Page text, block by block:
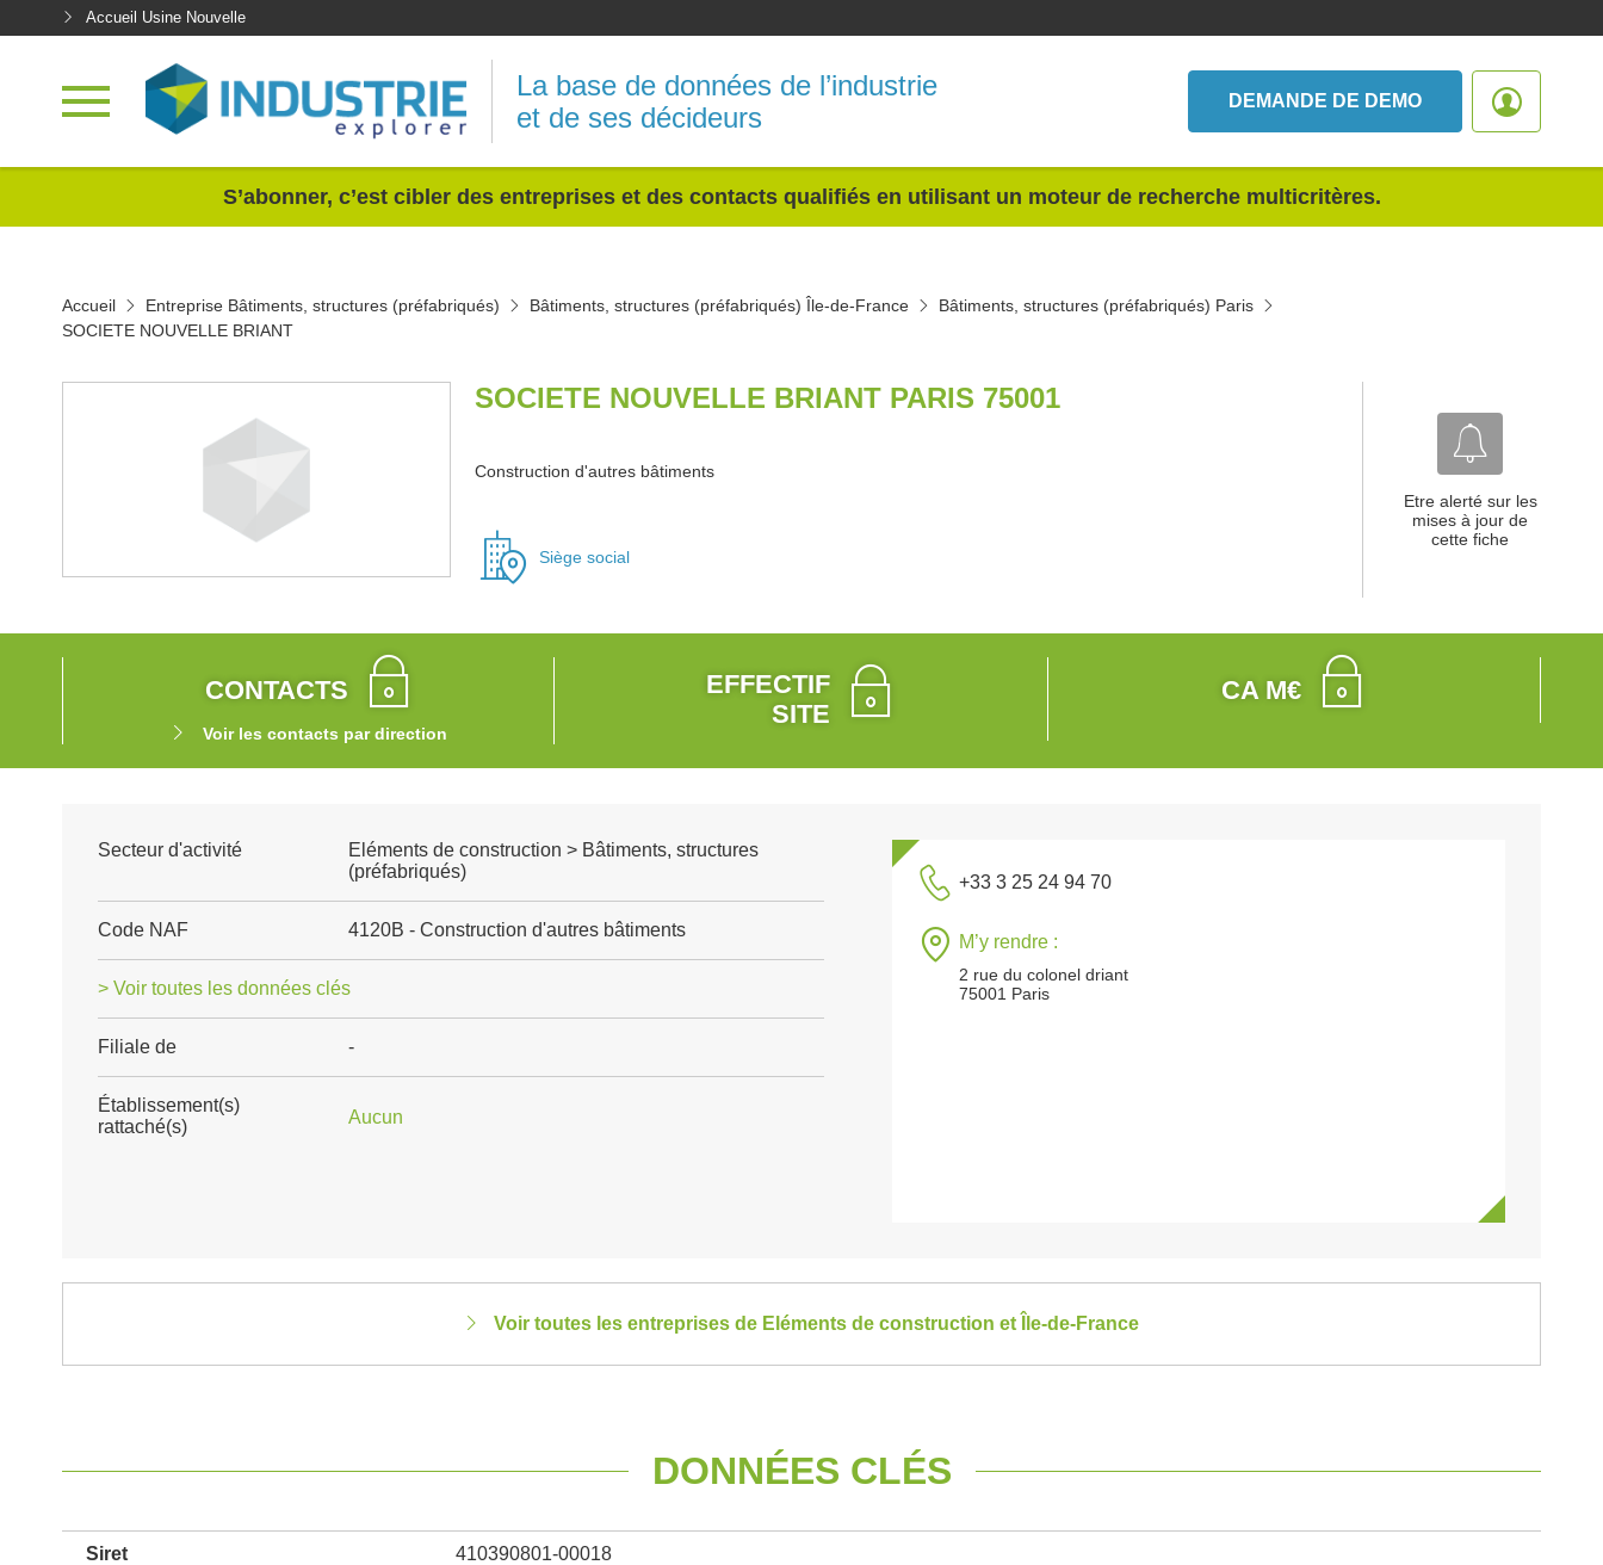
Accueil Usine Nouvelle
La base de données de l’industrie
et de ses décideurs
DEMANDE DE DEMO
S’abonner, c’est cibler des entreprises et des contacts qualifiés en utilisant un moteur de recherche multicritères.
Accueil Entreprise Bâtiments, structures (préfabriqués) Bâtiments, structures (préfabriqués) Île-de-France
Bâtiments, structures (préfabriqués) Paris
SOCIETE NOUVELLE BRIANT
SOCIETE NOUVELLE BRIANT PARIS 75001
Construction d'autres bâtiments
Siège social
Etre alerté sur les
mises à jour de
cette fiche
CONTACTS
Voir les contacts par direction
EFFECTIF
SITE
CA M€
Secteur d'activité
Eléments de construction > Bâtiments, structures
(préfabriqués)
Code NAF 4120B - Construction d'autres bâtiments
> Voir toutes les données clés
Filiale de -
Établissement(s)
rattaché(s)
Aucun
+33 3 25 24 94 70
M’y rendre :
2 rue du colonel driant
75001 Paris
Voir toutes les entreprises de Eléments de construction et Île-de-France
DONNÉES CLÉS
Siret 410390801-00018